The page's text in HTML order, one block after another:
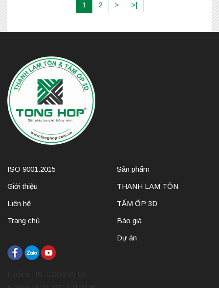
1 2 > >|
ISO 9001:2015
Giới thiệu
Liên hệ
Trang chủ
Sản phẩm
THANH LAM TÔN
TẤM ỐP 3D
Báo giá
Dự án